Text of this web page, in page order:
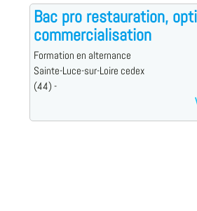
Bac pro restauration,
commercialisation
Formation en alternance
Sainte-Luce-sur-Loire cedex
(44) -